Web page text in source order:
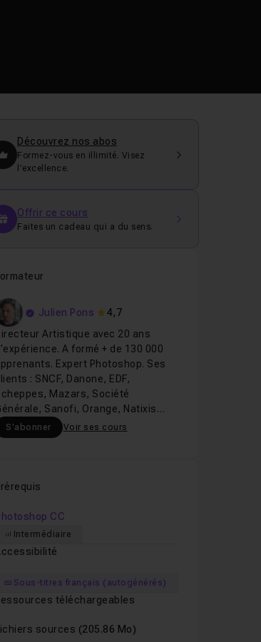
Découvrez nos abos
Formez-vous en illimité. Visez
l’excellence.
Offrir ce cours
Faites un cadeau qui a du sens.
Julien Pons
4,7
Artistique avec 20 ans
A formé + de 130 000
Expert Photoshop. Ses
: SNCF, Danone, EDF,
Mazars, Société
Sanofi, Orange, Natixis…
S'abonner Voir ses cours
CC
Intermédiaire
Sous-titres français (autogénérés)
téléchargeables
sources (205.86 Mo)